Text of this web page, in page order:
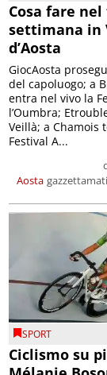
Cosa fare
settimana in
d’Aosta
Aosta
GiocAosta
del capoluogo; a
entra nel vivo la
l’Oumbra;
Veillà; a Chamois
Festival A...
SPORT
Ciclismo su